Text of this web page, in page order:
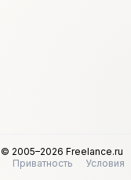
© 2005–2026 Freelance.ru
Приватность
Условия